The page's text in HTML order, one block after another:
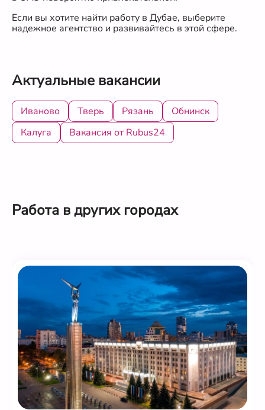
Если вы хотите найти работу в Дубае, выберите
надежное агентство и развивайтесь в этой сфере.
Актуальные вакансии
Иваново Тверь Рязань
Обнинск
Калуга
Вакансия от Rubus24
Работа в других городах